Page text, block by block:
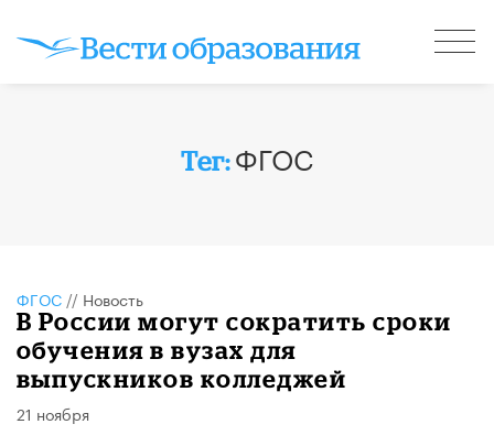
Тег:ФГОС
ФГОС // Новость
В России могут сократить сроки
обучения в вузах для
выпускников колледжей
21 ноября